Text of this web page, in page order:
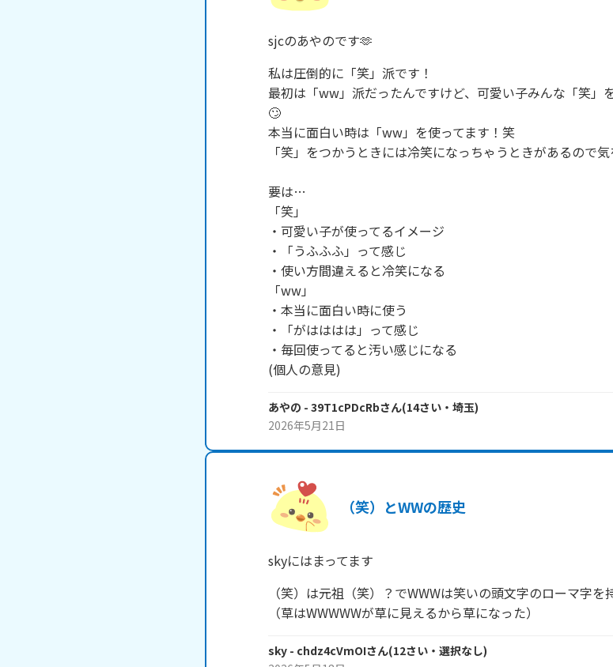
sjcのあやのです🫶
私は圧倒的に「笑」派です！
最初は「ww」派だったんですけど、可愛い子みんな「笑」
🙄
本当に面白い時は「ww」を使ってます！笑
「笑」をつかうときには冷笑になっちゃうときがあるので
要は…
「笑」
・可愛い子が使ってるイメージ
・「うふふふ」って感じ
・使い方間違えると冷笑になる
「ww」
・本当に面白い時に使う
・「がはははは」って感じ
・毎回使ってると汚い感じになる
(個人の意見)
あやの - 39T1cPDcRbさん(14さい・ 埼玉)
2026年5月21日
（笑）とWWの歴史
skyにはまってます
（笑）は元祖（笑）？でWWWは笑いの頭文字のローマ字を
（草はWWWWWが草に見えるから草になった）
sky - chdz4cVmOIさん(12さい・ 選択なし)